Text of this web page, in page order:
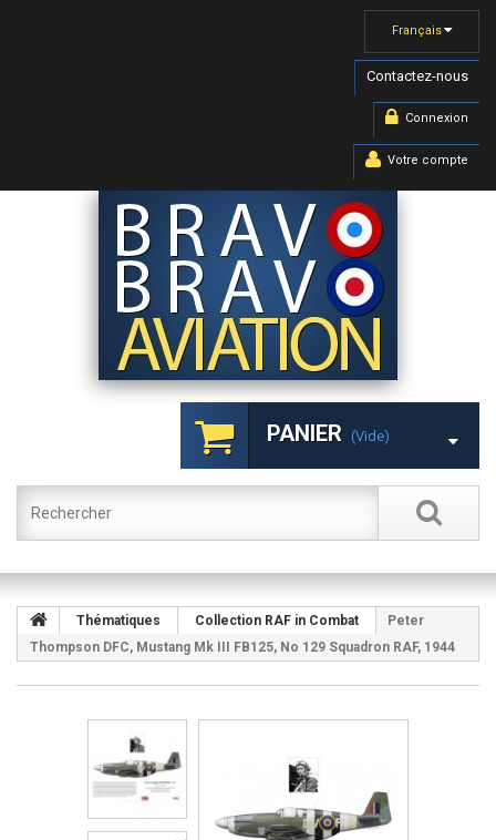
Français
Contactez-nous
Connexion
Votre compte
PANIER (vide)
Thématiques Collection RAF in Combat
Peter
Thompson DFC, Mustang Mk III FB125, No 129 Squadron RAF, 1944